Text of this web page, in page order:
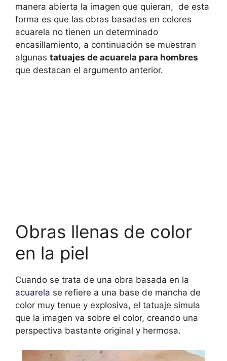
manera abierta la imagen que quieran, de esta
forma es que las obras basadas en colores
acuarela no tienen un determinado
encasillamiento, a continuación se muestran
algunas tatuajes de acuarela para hombres
que destacan el argumento anterior.
Obras llenas de color
en la piel
Cuando se trata de una obra basada en la
acuarela se refiere a una base de mancha de
color muy tenue y explosiva, el tatuaje simula
que la imagen va sobre el color, creando una
perspectiva bastante original y hermosa.